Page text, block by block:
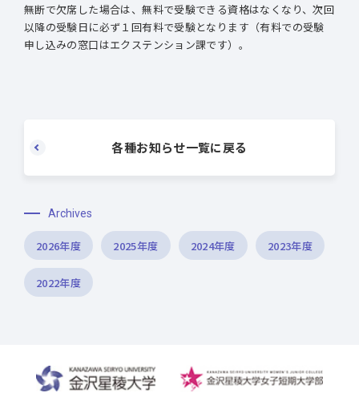
無断で欠席した場合は、無料で受験できる資格はなくなり、次回
以降の受験日に必ず１回有料で受験となります（有料での受験
申し込みの窓口はエクステンション課です）。
各種お知らせ一覧に戻る
Archives
2026年度 2025年度 2024年度 2023年度
2022年度